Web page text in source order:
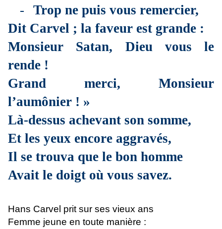
-
Trop ne puis vous remercier,
Dit Carvel ; la faveur est grande :
Monsieur Satan, Dieu vous le
rende !
Grand merci, Monsieur
l’aumônier ! »
Là-dessus achevant son somme,
Et les yeux encore aggravés,
Il se trouva que le bon homme
Avait le doigt où vous savez.
Hans Carvel prit sur ses vieux ans
Femme jeune en toute manière :